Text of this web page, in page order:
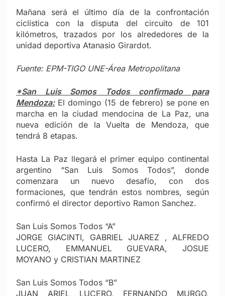
Mañana será el último día de la confrontación
ciclística con la disputa del circuito de 101
kilómetros, trazados por los alrededores de la
unidad deportiva Atanasio Girardot.
Fuente: EPM-TIGO UNE-Área Metropolitana
*San Luis Somos Todos confirmado para
Mendoza:El domingo (15 de febrero) se pone en
marcha en la ciudad mendocina de La Paz, una
nueva edición de la Vuelta de Mendoza, que
tendrá 8 etapas.
Hasta La Paz llegará el primer equipo continental
argentino “San Luis Somos Todos”, donde
comenzara un nuevo desafío, con dos
formaciones, que tendrán estos nombres, según
confirmó el director deportivo Ramon Sanchez.
San Luis Somos Todos “A”
JORGE GIACINTI, GABRIEL JUAREZ , ALFREDO
LUCERO, EMMANUEL GUEVARA, JOSUE
MOYANO y CRISTIAN MARTINEZ
San Luis Somos Todos “B”
JUAN ARIEL LUCERO, FERNANDO MURGO,